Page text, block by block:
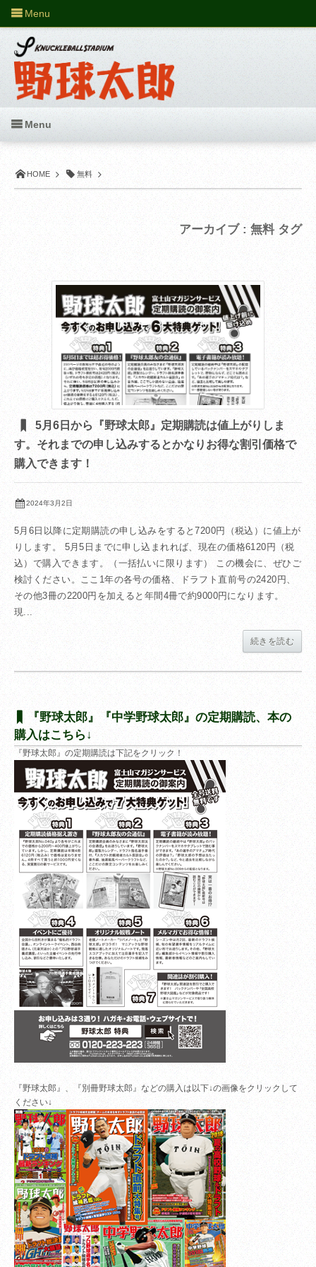
HOME 無料
アーカイブ : 無料 タグ
5月6日から『野球太郎』定期購読は値上がりしま
す。それまでの申し込みするとかなりお得な割引価格で
購入できます！
2024年3月2日
5月6日以降に定期購読の申し込みをすると7200円（税込）に値上が
りします。 5月5日までに申し込まれれば、現在の価格6120円（税
込）で購入できます。（一括払いに限ります） この機会に、ぜひご
検討ください。ここ1年の各号の価格、ドラフト直前号の2420円、
その他3冊の2200円を加えると年間4冊で約9000円になります。
現...
続きを読む
『野球太郎』『中学野球太郎』の定期購読、本の
購入はこちら↓
『野球太郎』の定期購読は下記をクリック！
『野球太郎』、『別冊野球太郎』などの購入は以下↓の画像をクリックして
ください↓
Menu
Menu